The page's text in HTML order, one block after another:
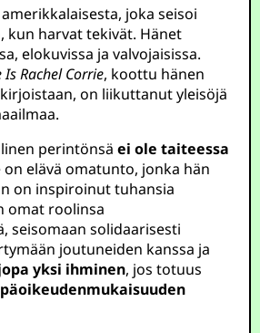
joka seisoi
kun harvat tekivät. Hänet
elokuvissa ja valvojaisissa.
Is Rachel Corrie, koottu hänen
on liikuttanut yleisöjä
perintönsäei ole taiteessa
on elävä omatunto, jonka hän
on inspiroinut tuhansia
omat roolinsa
seisomaan solidaarisesti
joutuneiden kanssa ja
yksi ihminen, jos totuus